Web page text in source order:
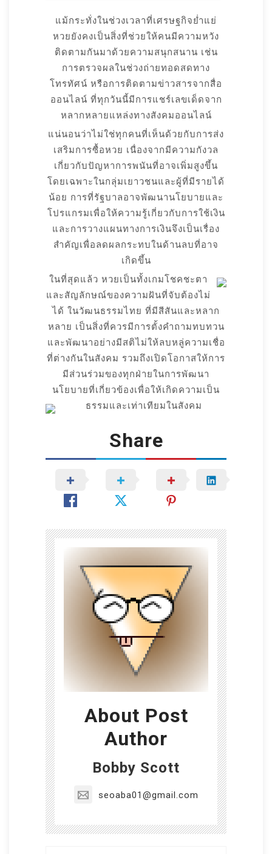
แม้กระทั่งในช่วงเวลาที่เศรษฐกิจย่ำแย่
หวยยังคงเป็นสิ่งที่ช่วยให้คนมีความหวัง
ติดตามกันมาด้วยความสนุกสนาน เช่น
การตรวจผลในช่วงถ่ายทอดสดทาง
โทรทัศน์ หรือการติดตามข่าวสารจากสื่อ
ออนไลน์ ที่ทุกวันนี้มีการแชร์เลขเด็ดจาก
หลากหลายแหล่งทางสังคมออนไลน์
แน่นอนว่าไม่ใช่ทุกคนที่เห็นด้วยกับการส่ง
เสริมการซื้อหวย เนื่องจากมีความกังวล
เกี่ยวกับปัญหาการพนันที่อาจเพิ่มสูงขึ้น
โดยเฉพาะในกลุ่มเยาวชนและผู้ที่มีรายได้
น้อย การที่รัฐบาลอาจพัฒนานโยบายและ
โปรแกรมเพื่อให้ความรู้เกี่ยวกับการใช้เงิน
และการวางแผนทางการเงินจึงเป็นเรื่อง
สำคัญเพื่อลดผลกระทบในด้านลบที่อาจ
เกิดขึ้น
ในที่สุดแล้ว หวยเป็นทั้งเกมโชคชะตา
และสัญลักษณ์ของความฝันที่จับต้องไม่
ได้ ในวัฒนธรรมไทย ที่มีสีสันและหลาก
หลาย เป็นสิ่งที่ควรมีการตั้งคำถามทบทวน
และพัฒนาอย่างมีสติไม่ให้ลบหลู่ความเชื่อ
ที่ต่างกันในสังคม รวมถึงเปิดโอกาสให้การ
มีส่วนร่วมของทุกฝ่ายในการพัฒนา
นโยบายที่เกี่ยวข้องเพื่อให้เกิดความเป็น
ธรรมและเท่าเทียมในสังคม
Share
About Post
Author
Bobby Scott
seoaba01@gmail.com